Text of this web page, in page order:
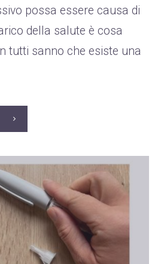
possa essere causa di
della salute è cosa
tutti sanno che esiste una